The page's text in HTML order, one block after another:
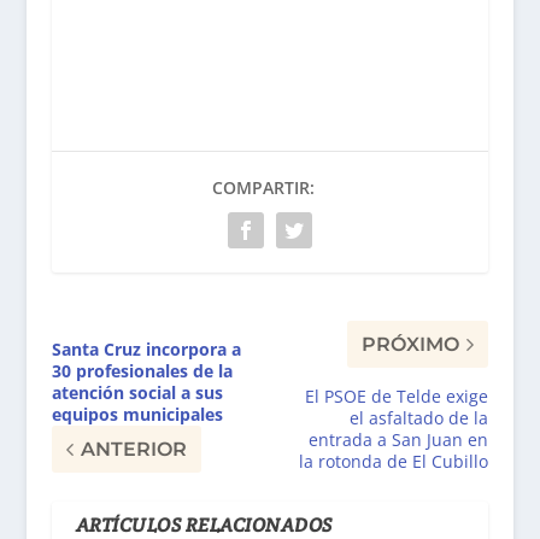
COMPARTIR:
Santa Cruz incorpora a
30 profesionales de la
atención social a sus
equipos municipales
ANTERIOR
PRÓXIMO
El PSOE de Telde exige
el asfaltado de la
entrada a San Juan en
la rotonda de El Cubillo
ARTÍCULOS RELACIONADOS